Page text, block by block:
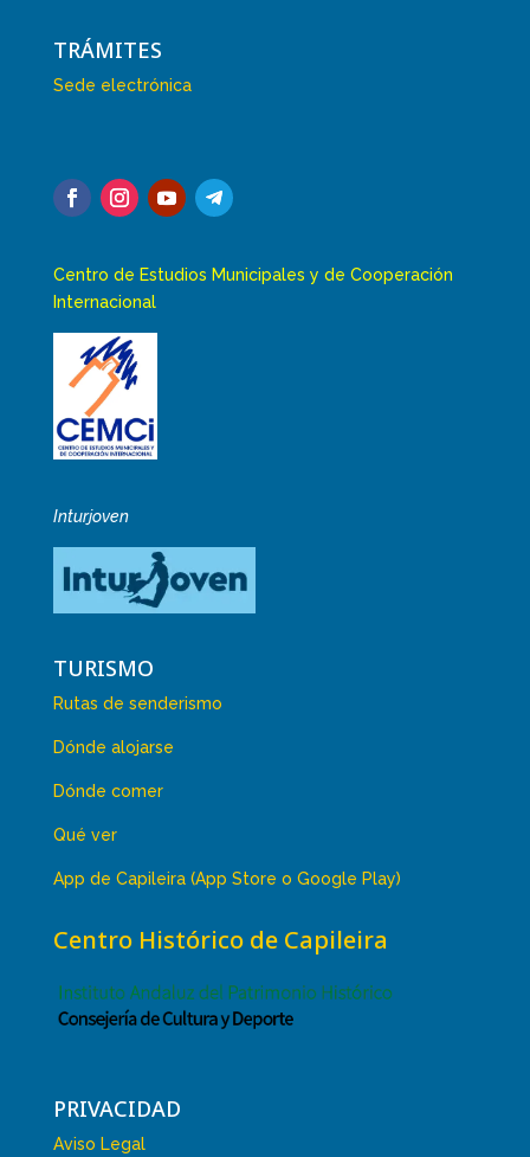
TRÁMITES
Sede electrónica
Centro de Estudios Municipales y de Cooperación
Internacional
Inturjoven
TURISMO
Rutas de senderismo
Dónde alojarse
Dónde comer
Qué ver
App de Capileira (App Store o Google Play)
Centro Histórico de Capileira
PRIVACIDAD
Aviso Legal